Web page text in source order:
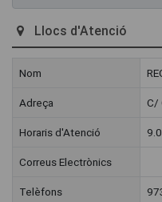
Llocs d'Atenció
Nom
Adreça C/
Horaris d'Atenció
Correus Electrònics
Telèfons